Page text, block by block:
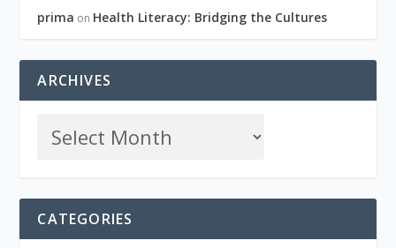
prima on Health Literacy: Bridging the Cultures
ARCHIVES
CATEGORIES